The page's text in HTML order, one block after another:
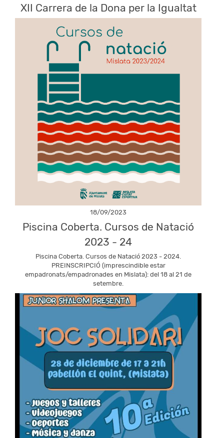
XII Carrera de la Dona per la Igualtat
18/09/2023
Piscina Coberta. Cursos de Natació
2023 - 24
Piscina Coberta. Cursos de Natació 2023 - 2024.
PREINSCRIPCIÓ (imprescindible estar
empadronats/empadronades en Mislata): del 18 al 21 de
setembre.